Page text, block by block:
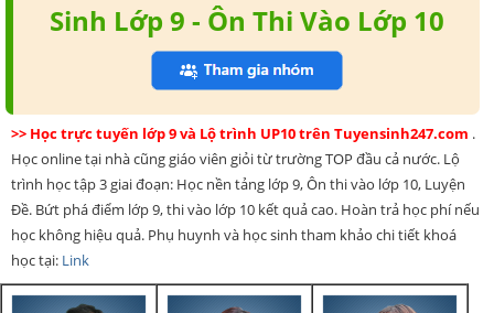
Sinh Lớp 9 - Ôn Thi Vào Lớp 10
>> Học trực tuyến lớp 9 và Lộ trình UP10 trên Tuyensinh247.com .
Học online tại nhà cũng giáo viên giỏi từ trường TOP đầu cả nước. Lộ
trình học tập 3 giai đoạn: Học nền tảng lớp 9, Ôn thi vào lớp 10, Luyện
Đề. Bứt phá điểm lớp 9, thi vào lớp 10 kết quả cao. Hoàn trả học phí nếu
học không hiệu quả. Phụ huynh và học sinh tham khảo chi tiết khoá
học tại: Link